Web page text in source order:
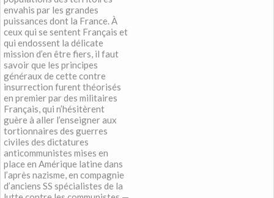
envahis par les grandes
puissances dont la France. À
ceux qui se sentent Français et
qui endossent la délicate
mission d’en être fiers, il faut
savoir que les principes
généraux de cette contre
insurrection furent théorisés
en premier par des militaires
Français, qui n’hésitèrent
guère à aller l’enseigner aux
tortionnaires des guerres
civiles des dictatures
anticommunistes mises en
place en Amérique latine dans
l’après nazisme, en compagnie
d’anciens SS spécialistes de la